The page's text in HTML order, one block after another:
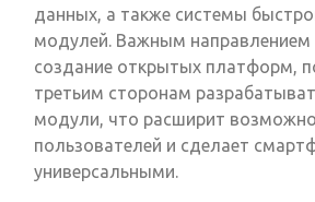
данных, а также системы
модулей. Важным направлением
создание открытых платформ,
третьим сторонам
модули, что расширит
пользователей и сделает
универсальными.